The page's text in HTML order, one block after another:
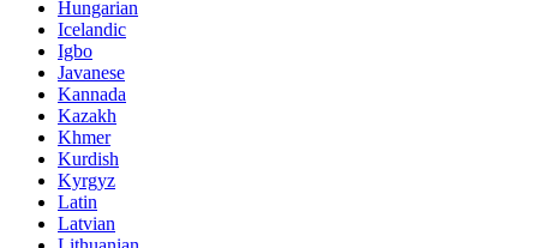
Hungarian
Icelandic
Igbo
Javanese
Kannada
Kazakh
Khmer
Kurdish
Kyrgyz
Latin
Latvian